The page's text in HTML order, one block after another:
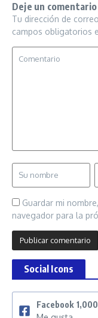
Deje un comentario
Tu dirección de
campos obligatorios
Guardar mi
navegador para la
Social Icons
Facebook 1,000